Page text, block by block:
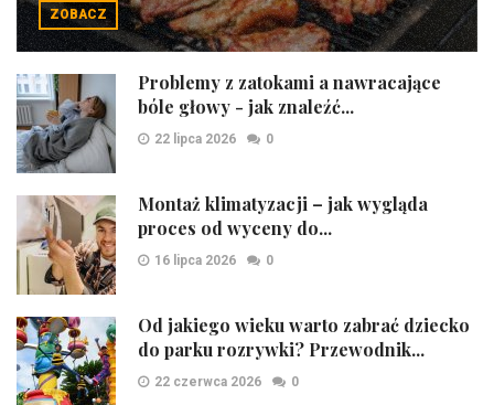
ZOBACZ
Problemy z zatokami a nawracające
bóle głowy - jak znaleźć...
22 lipca 2026 0
Montaż klimatyzacji – jak wygląda
proces od wyceny do...
16 lipca 2026 0
Od jakiego wieku warto zabrać dziecko
do parku rozrywki? Przewodnik...
22 czerwca 2026 0